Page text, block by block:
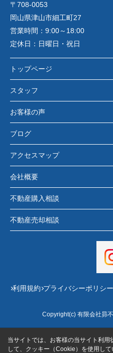
〒708-0053
岡山県津山市細工町27
営業時間： 9:00～18:00
定休日： 日曜日・祝日
トップページ
スタッフ
お客様の声
ブログ
アクセスマップ
会社概要
不動産購入相談
不動産売却相談
利用規約 プライバシーポリシー
Copyright(c) 有限会社昴
当サイトでは、お客様の当サイト利用
して、クッキー（Cookie）を使用して